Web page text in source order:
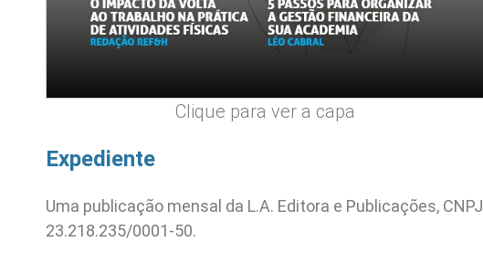
Clique para ver a capa
Expediente
Uma publicação mensal da L.A. Editora e Publicações, CNPJ
23.218.235/0001-50.